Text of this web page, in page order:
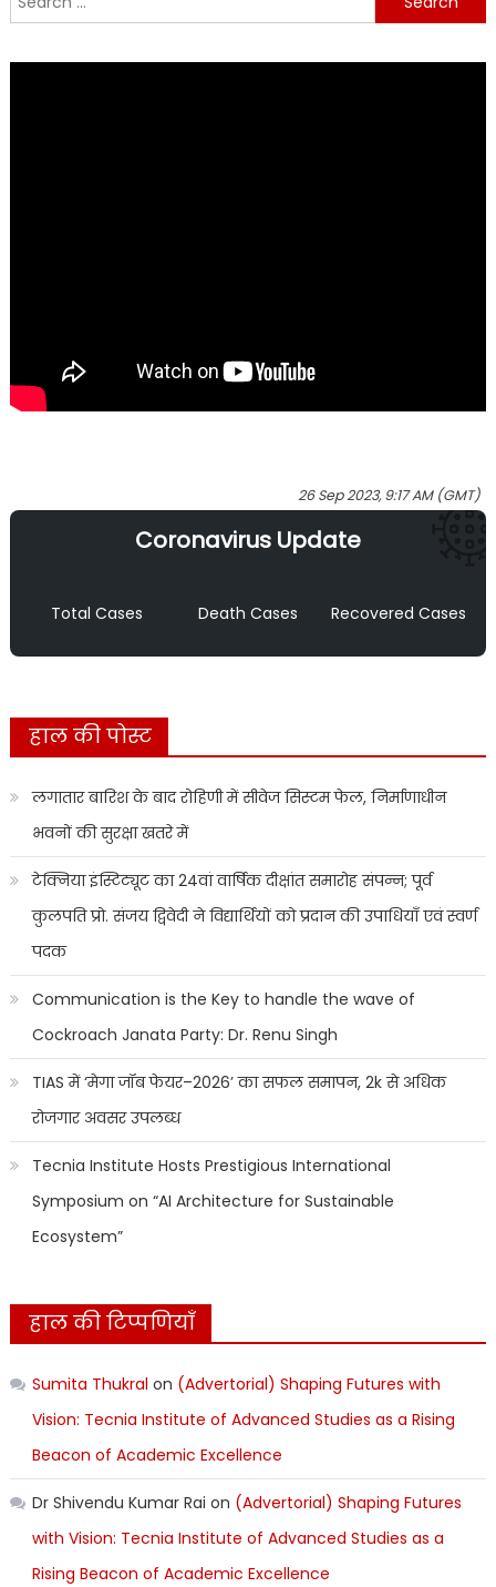
for:
26 Sep 2023, 9:17 AM (GMT)
Coronavirus Update
Total Cases Death Cases Recovered Cases
हाल की पोस्ट
लगातार बारिश के बाद रोहिणी में सीवेज सिस्टम फेल, निर्माणाधीन
भवनों की सुरक्षा खतरे में
टेक्निया इंस्टिट्यूट का 24वां वार्षिक दीक्षांत समारोह संपन्न; पूर्व
कुलपति प्रो. संजय द्विवेदी ने विद्यार्थियों को प्रदान की उपाधियाँ एवं स्वर्ण
पदक
Communication is the Key to handle the wave of
Cockroach Janata Party: Dr. Renu Singh
TIAS में ‘मेगा जॉब फेयर–2026’ का सफल समापन, 2k से अधिक
रोजगार अवसर उपलब्ध
Tecnia Institute Hosts Prestigious International
Symposium on “AI Architecture for Sustainable
Ecosystem”
हाल की टिप्पणियाँ
Sumita Thukral on (Advertorial) Shaping Futures with
Vision: Tecnia Institute of Advanced Studies as a Rising
Beacon of Academic Excellence
Dr Shivendu Kumar Rai on (Advertorial) Shaping Futures
with Vision: Tecnia Institute of Advanced Studies as a
Rising Beacon of Academic Excellence